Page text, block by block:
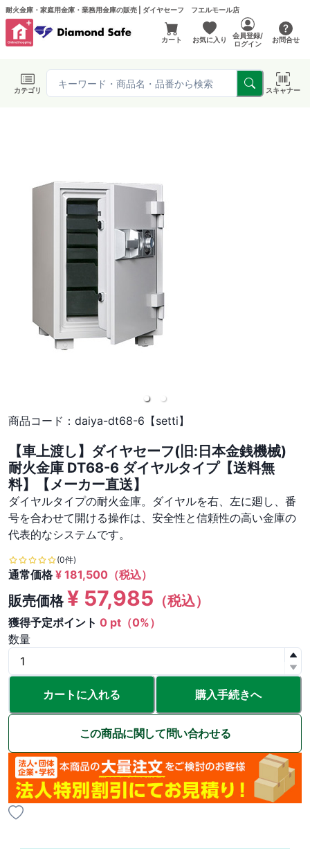
耐火金庫・家庭用金庫・業務用金庫の販売 | ダイヤセーフ フエルモール店
カート お気に入り
会員登録/
ログイン
お問合せ
カテゴリ スキャナー
商品コード： daiya-dt68-6【setti】
【車上渡し】ダイヤセーフ(旧:日本金銭機械)
耐火金庫 DT68-6 ダイヤルタイプ【送料無
料】【メーカー直送】
ダイヤルタイプの耐火金庫。ダイヤルを右、左に廻し、番
号を合わせて開ける操作は、安全性と信頼性の高い金庫の
代表的なシステムです。
(0件)
通常価格¥ 181,500 （税込）
販売価格¥ 57,985 （税込）
獲得予定ポイント 0 pt（0%）
数量
カートに入れる 購入手続きへ
この商品に関して問い合わせる